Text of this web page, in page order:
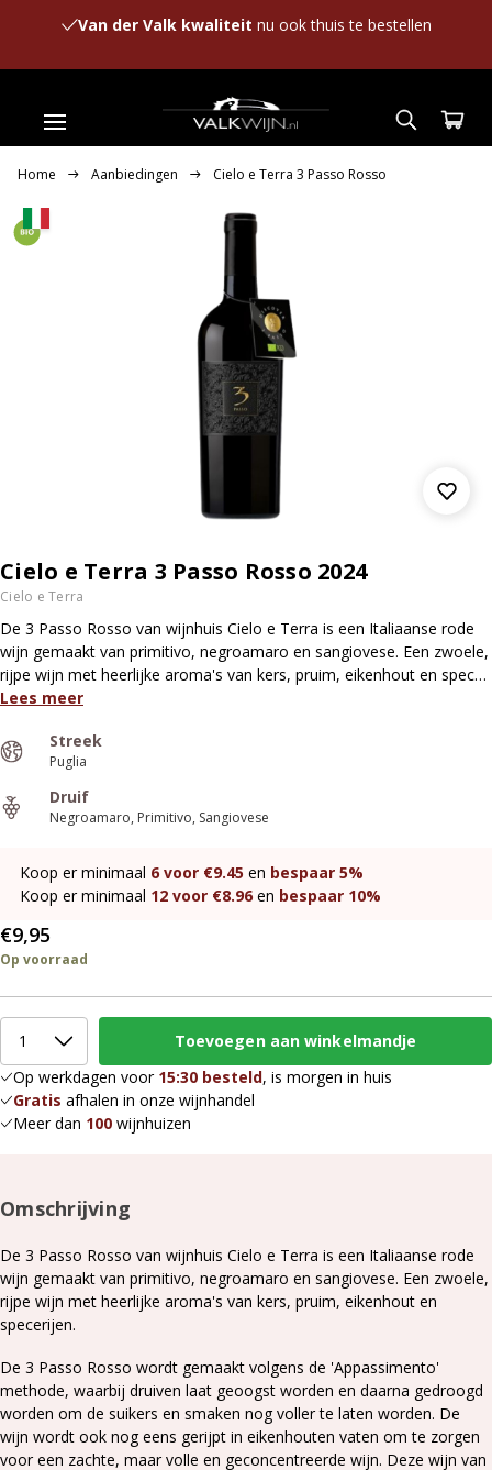
Van der Valk kwaliteit nu ook thuis te bestellen
Home Aanbiedingen Cielo e Terra 3 Passo Rosso
Cielo e Terra 3 Passo Rosso 2024
Cielo e Terra
De 3 Passo Rosso van wijnhuis Cielo e Terra is een Italiaanse rode
wijn gemaakt van primitivo, negroamaro en sangiovese. Een zwoele,
rijpe wijn met heerlijke aroma's van kers, pruim, eikenhout en spec…
Lees meer
Streek
Puglia
Druif
Negroamaro Primitivo Sangiovese
Koop er minimaal 6 voor €9.45 en bespaar 5%
Koop er minimaal 12 voor €8.96 en bespaar 10%
€9,95
Op voorraad
Op werkdagen voor 15:30 besteld, is morgen in huis
Gratis afhalen in onze wijnhandel
Meer dan 100 wijnhuizen
Omschrijving
De 3 Passo Rosso van wijnhuis Cielo e Terra is een Italiaanse rode
wijn gemaakt van primitivo, negroamaro en sangiovese. Een zwoele,
rijpe wijn met heerlijke aroma's van kers, pruim, eikenhout en
specerijen.
De 3 Passo Rosso wordt gemaakt volgens de 'Appassimento'
methode, waarbij druiven laat geoogst worden en daarna gedroogd
worden om de suikers en smaken nog voller te laten worden. De
wijn wordt ook nog eens gerijpt in eikenhouten vaten om te zorgen
voor een zachte, maar volle en geconcentreerde wijn. Deze wijn van